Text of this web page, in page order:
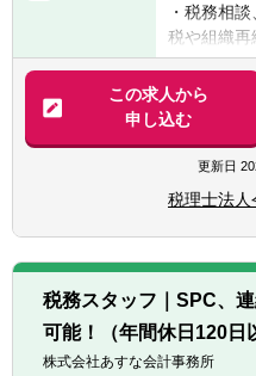
・税務相
税や組織再
・税金計算
・各種税務
・年末調整
・法人設
・M＆A業
様々な企
めます。
※税務関連
【同社で
・大手・上
きます。
・一部では
この求人から
申し込む
更新日
税理士法人
税務スタッフ｜SPC、
可能！（年間休日120日
株式会社あすな会計事務所